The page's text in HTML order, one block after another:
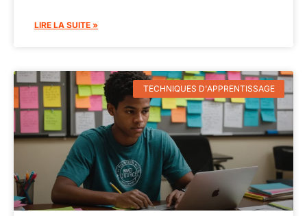
LIRE LA SUITE »
TECHNIQUES D'APPRENTISSAGE